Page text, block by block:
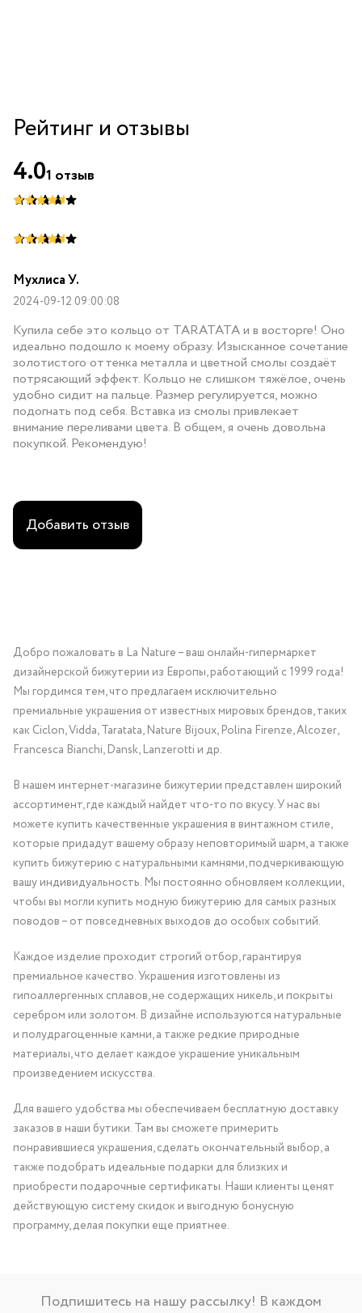
Рейтинг и отзывы
Мухлиса У.
2024-09-12 09:00:08
Купила себе это кольцо от TARATATA и в восторге! Оно
идеально подошло к моему образу. Изысканное сочетание
золотистого оттенка металла и цветной смолы создаёт
потрясающий эффект. Кольцо не слишком тяжёлое, очень
удобно сидит на пальце. Размер регулируется, можно
подогнать под себя. Вставка из смолы привлекает
внимание переливами цвета. В общем, я очень довольна
покупкой. Рекомендую!
4.01 отзыв
Добавить отзыв
Добро пожаловать в La Nature – ваш онлайн-гипермаркет
дизайнерской бижутерии из Европы, работающий с 1999 года!
Мы гордимся тем, что предлагаем исключительно
премиальные украшения от известных мировых брендов, таких
как Ciclon, Vidda, Taratata, Nature Bijoux, Polina Firenze, Alcozer,
Francesca Bianchi, Dansk, Lanzerotti и др.
В нашем интернет-магазине бижутерии представлен широкий
ассортимент, где каждый найдет что-то по вкусу. У нас вы
можете купить качественные украшения в винтажном стиле,
которые придадут вашему образу неповторимый шарм, а также
купить бижутерию с натуральными камнями, подчеркивающую
вашу индивидуальность. Мы постоянно обновляем коллекции,
чтобы вы могли купить модную бижутерию для самых разных
поводов – от повседневных выходов до особых событий.
Каждое изделие проходит строгий отбор, гарантируя
премиальное качество. Украшения изготовлены из
гипоаллергенных сплавов, не содержащих никель, и покрыты
серебром или золотом. В дизайне используются натуральные
и полудрагоценные камни, а также редкие природные
материалы, что делает каждое украшение уникальным
произведением искусства.
Для вашего удобства мы обеспечиваем бесплатную доставку
заказов в наши бутики. Там вы сможете примерить
понравившиеся украшения, сделать окончательный выбор, а
также подобрать идеальные подарки для близких и
приобрести подарочные сертификаты. Наши клиенты ценят
действующую систему скидок и выгодную бонусную
программу, делая покупки еще приятнее.
Подпишитесь на нашу рассылку! В каждом